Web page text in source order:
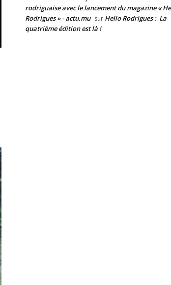
rodriguaise avec le lancement du magazine «
Rodrigues » - actu.mu sur Hello Rodrigues : La
quatrième édition est là !